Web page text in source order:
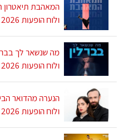
המאהבת תיאטרון
ולוח הופעות 2026
מה שנשאר לך
ולוח הופעות 2026
הנערה מהדואר
ולוח הופעות 2026